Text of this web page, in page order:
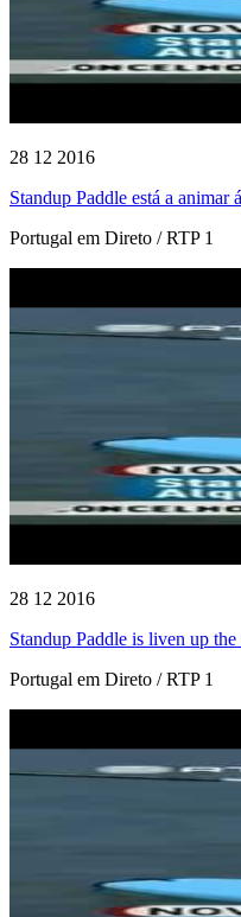
28 12 2016
Standup Paddle está a animar
Portugal em Direto / RTP 1
28 12 2016
Standup Paddle is liven up
Portugal em Direto / RTP 1